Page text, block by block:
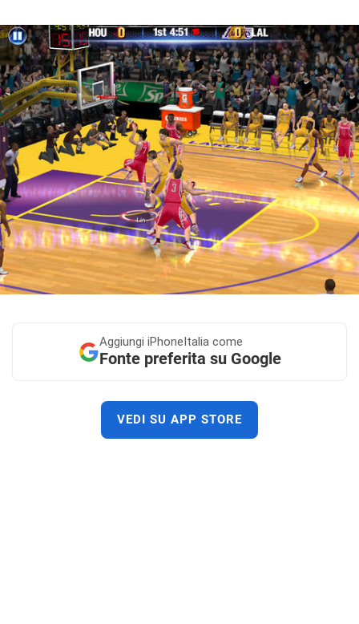
Aggiungi iPhoneItalia come
Fonte preferita su Google
VEDI SU APP STORE